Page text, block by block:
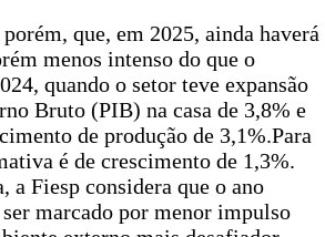
que, em 2025, ainda haverá
menos intenso do que o
quando o setor teve expansão
Bruto (PIB) na casa de 3,8% e
de produção de 3,1%.Para
é de crescimento de 1,3%.
a Fiesp considera que o ano
marcado por menor impulso